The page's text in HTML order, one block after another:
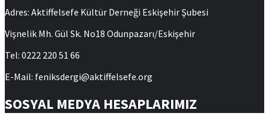
Adres: Aktiffelsefe Kültür Derneği Eskişehir Şubesi
Vişnelik Mh. Gül Sk. No18 Odunpazarı/Eskişehir
Tel: 0222 220 51 66
E-Mail: feniksdergi@aktiffelsefe.org
SOSYAL MEDYA HESAPLARIMIZ